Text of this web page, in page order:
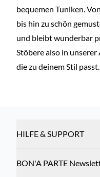
bequemen Tuniken.
bis hin zu schön
und bleibt wunderbar
Stöbere also in
die zu deinem Stil passt.
HILFE & SUPPORT
BON'A PARTE